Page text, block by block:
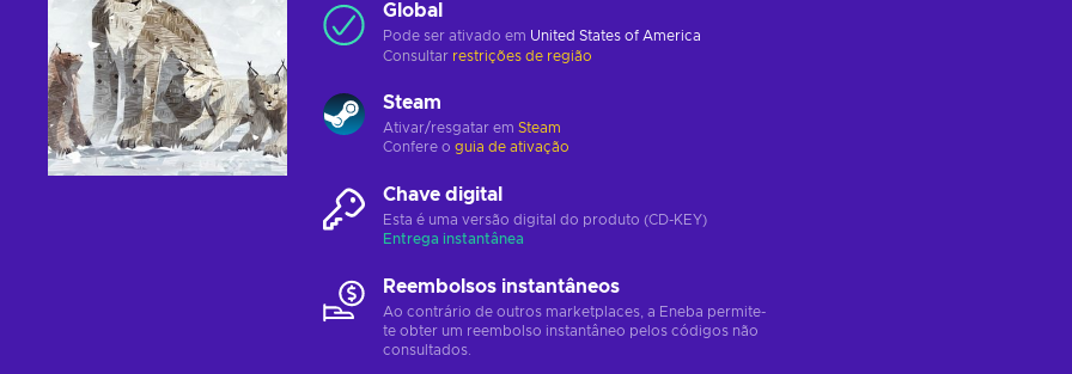
Global
Pode ser ativado em United States of America
Consultar restrições de região
Steam
Ativar/resgatar em Steam
Confere o guia de ativação
Chave digital
Esta é uma versão digital do produto (CD-KEY)
Entrega instantânea
Reembolsos instantâneos
Ao contrário de outros marketplaces, a Eneba permite-
te obter um reembolso instantâneo pelos códigos não
consultados.